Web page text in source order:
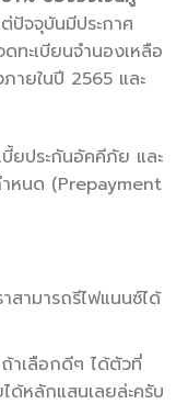
ปัจจุบันมีประกาศ
ทะเบียนจำนองเหลือ
ายในปี 2565 และ
บี้ยประกันอัคคีภัย และ
หนด (Prepayment
สามารถรีไฟแนนซ์ได้
าเลือกดีๆ ได้ตัวที่
ด้หลักแสนเลยล่ะครับ